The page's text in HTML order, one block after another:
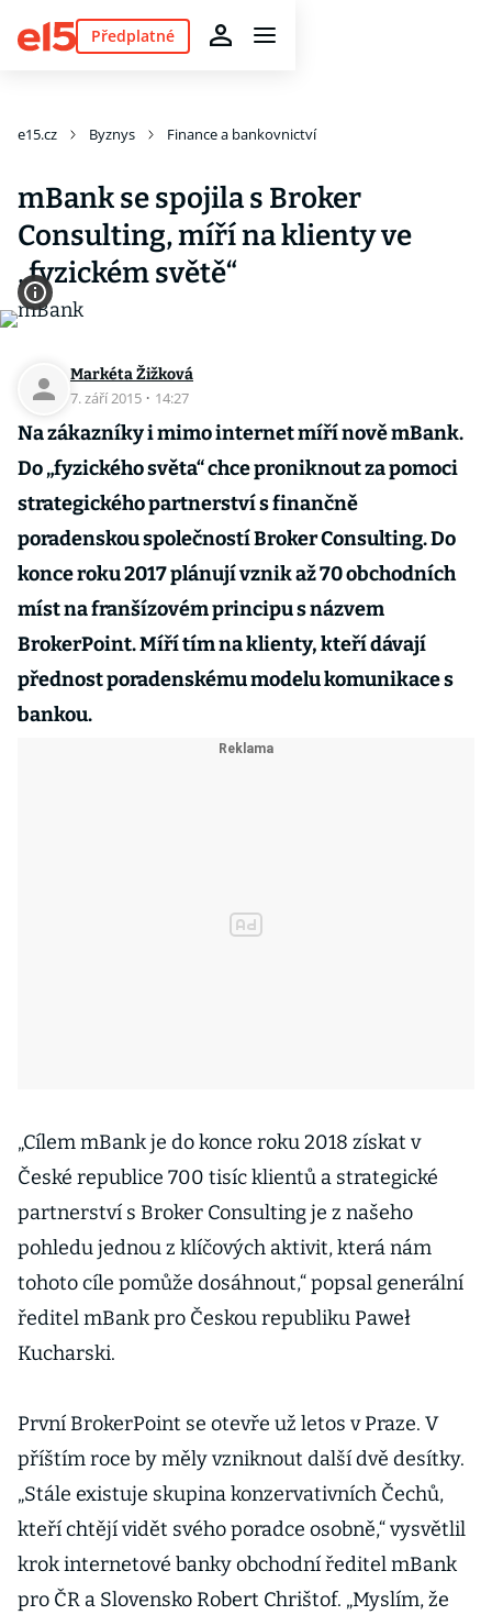
Předplatné
e15.cz Byznys Finance a bankovnictví
mBank se spojila s Broker
Consulting, míří na klienty ve
„fyzickém světě“
Markéta Žižková
7. září 2015 · 14:27
Na zákazníky i mimo internet míří nově mBank.
Do „fyzického světa“ chce proniknout za pomoci
strategického partnerství s finančně
poradenskou společností Broker Consulting. Do
konce roku 2017 plánují vznik až 70 obchodních
míst na franšízovém principu s názvem
BrokerPoint. Míří tím na klienty, kteří dávají
přednost poradenskému modelu komunikace s
bankou.
„Cílem mBank je do konce roku 2018 získat v
České republice 700 tisíc klientů a strategické
partnerství s Broker Consulting je z našeho
pohledu jednou z klíčových aktivit, která nám
tohoto cíle pomůže dosáhnout,“ popsal generální
ředitel mBank pro Českou republiku Paweł
Kucharski.
První BrokerPoint se otevře už letos v Praze. V
příštím roce by měly vzniknout další dvě desítky.
„Stále existuje skupina konzervativních Čechů,
kteří chtějí vidět svého poradce osobně,“ vysvětlil
krok internetové banky obchodní ředitel mBank
pro ČR a Slovensko Robert Chrištof. „Myslím, že